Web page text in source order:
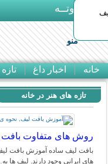
بـیتوتــه
منو
خانه اخبار داغ
تازه های هنر در خانه
روش های متفاوت
بافت لیف ساده آموزش بافت
های ایرانی وجود دارند. لیف ها